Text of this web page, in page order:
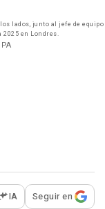
lados, junto al jefe de equipo
2025 en Londres.
para
IA Seguir en